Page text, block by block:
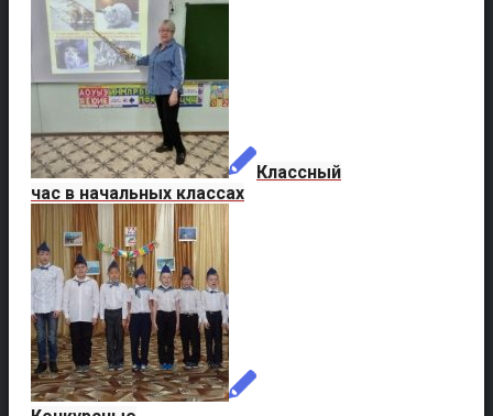
Классный
час в начальных классах